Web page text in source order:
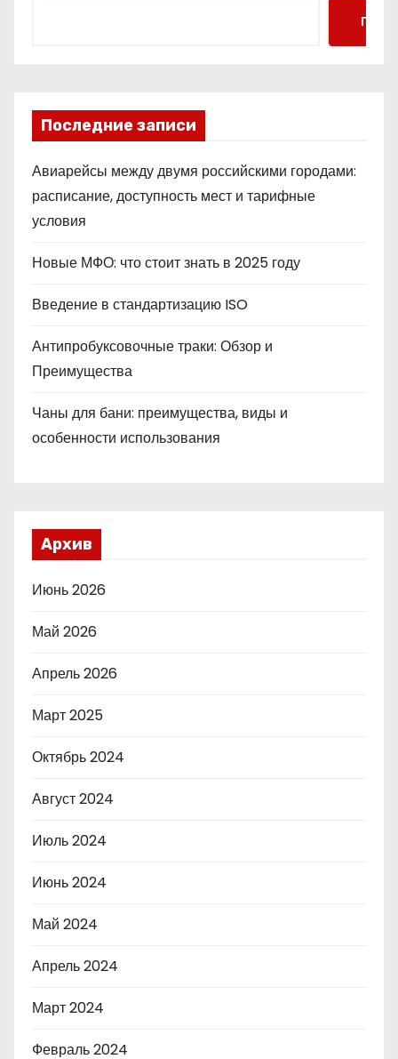
Поиск
Последние записи
Авиарейсы между двумя российскими городами:
расписание, доступность мест и тарифные
условия
Новые МФО: что стоит знать в 2025 году
Введение в стандартизацию ISO
Антипробуксовочные траки: Обзор и
Преимущества
Чаны для бани: преимущества, виды и
особенности использования
Архив
Июнь 2026
Май 2026
Апрель 2026
Март 2025
Октябрь 2024
Август 2024
Июль 2024
Июнь 2024
Май 2024
Апрель 2024
Март 2024
Февраль 2024